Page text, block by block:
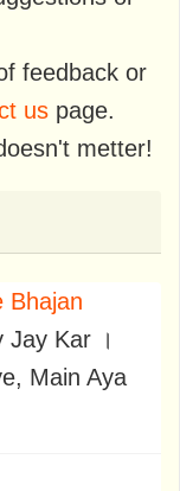
feedback or
uspage.
metter!
Bhajan
Jay Kar ।
Main Aya